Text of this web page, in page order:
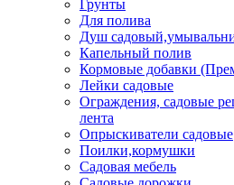
Грунты
Для полива
Душ
Капельный полив
Кормовые добавки
Лейки садовые
Ограждения, садовые
лента
Опрыскиватели садовые
Поилки,кормушки
Садовая мебель